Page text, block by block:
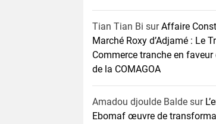
Tian Tian Bi surAffaire
Marché Roxy d’Adjamé : Le
Commerce tranche en
de la COMAGOA
Amadou djoulde Balde sur
Ebomaf œuvre de